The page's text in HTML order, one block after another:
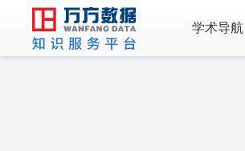
学术导航